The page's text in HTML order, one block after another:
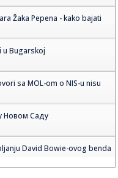
Žaka Pepena - kako bajati
u Bugarskoj
sa MOL-om o NIS-u nisu
Новом Саду
David Bowie-ovog benda